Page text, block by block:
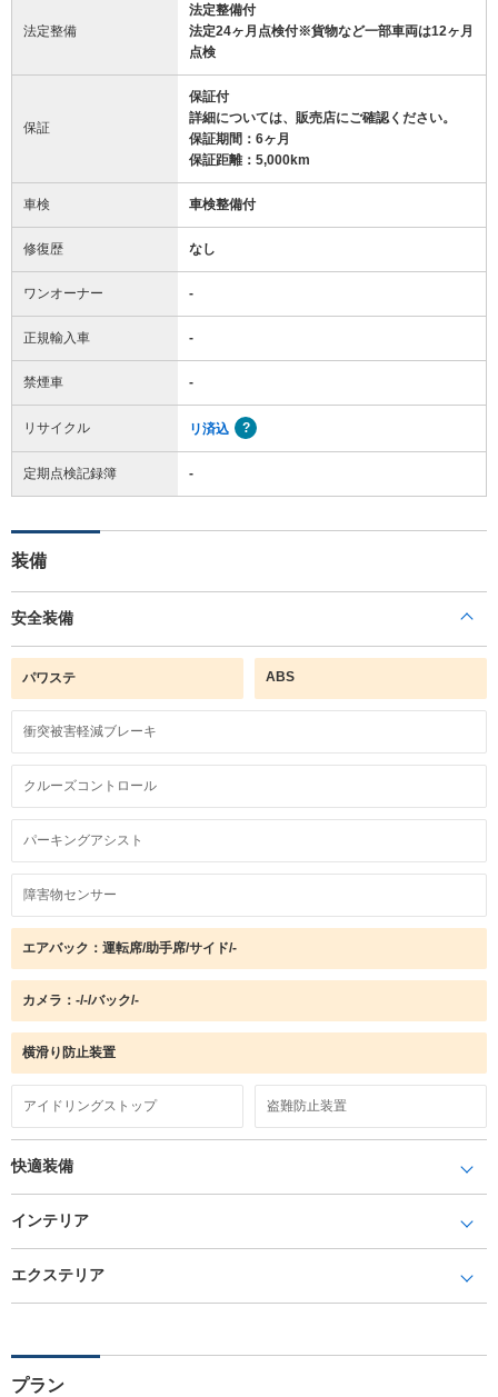
法定整備
法定整備付
法定24ヶ月点検付※貨物など一部車両は12ヶ月
点検
保証
保証付
詳細については、販売店にご確認ください。
保証期間：6ヶ月
保証距離：5,000km
車検 車検整備付
修復歴 なし
ワンオーナー -
正規輸入車 -
禁煙車 -
リサイクル リ済込
定期点検記録簿 -
装備
安全装備
パワステ ABS
衝突被害軽減ブレーキ
クルーズコントロール
パーキングアシスト
障害物センサー
エアバック：運転席/助手席/サイド/-
カメラ：-/-/バック/-
横滑り防止装置
アイドリングストップ 盗難防止装置
快適装備
インテリア
エクステリア
プラン